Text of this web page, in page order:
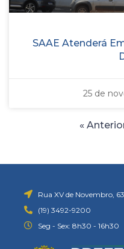
SAAE Atenderá
25 de
«
Rua XV de Novembro,
(19) 3492-9200
Seg - Sex: 8h30 - 16h30